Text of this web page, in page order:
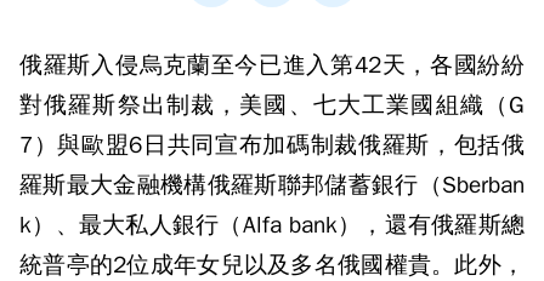
俄羅斯入侵烏克蘭至今已進入第42天，各國紛紛
對俄羅斯祭出制裁，美國、七大工業國組織（G
7）與歐盟6日共同宣布加碼制裁俄羅斯，包括俄
羅斯最大金融機構俄羅斯聯邦儲蓄銀行（Sberban
k）、最大私人銀行（Alfa bank），還有俄羅斯總
統普亭的2位成年女兒以及多名俄國權貴。此外，